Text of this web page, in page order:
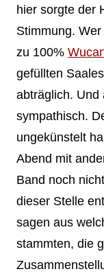
hier sorgte der
Stimmung.
zu 100%
gefüllten
abträglich. Und
sympathisch.
ungekünstelt
Abend mit
Band noch
dieser Stelle
sagen aus
stammten, die